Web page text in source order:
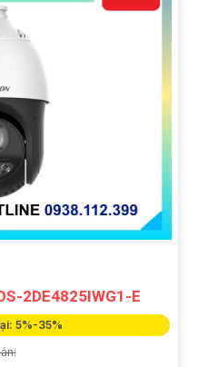
2DE4825IWG1-E
5%-35%